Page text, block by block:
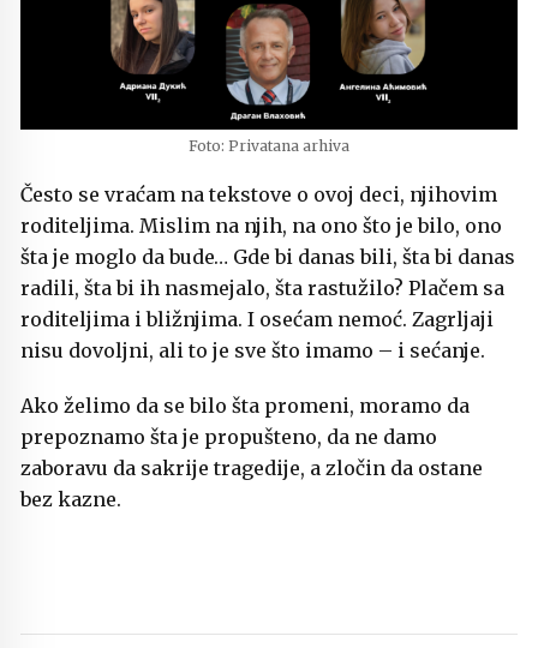
Foto: Privatana arhiva
Često se vraćam na tekstove o ovoj deci, njihovim
roditeljima. Mislim na njih, na ono što je bilo, ono
šta je moglo da bude… Gde bi danas bili, šta bi danas
radili, šta bi ih nasmejalo, šta rastužilo? Plačem sa
roditeljima i bližnjima. I osećam nemoć. Zagrljaji
nisu dovoljni, ali to je sve što imamo – i sećanje.
Ako želimo da se bilo šta promeni, moramo da
prepoznamo šta je propušteno, da ne damo
zaboravu da sakrije tragedije, a zločin da ostane
bez kazne.